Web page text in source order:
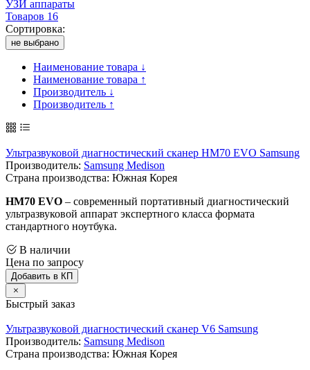
УЗИ аппараты
Товаров 16
Сортировка:
не выбрано
Наименование товара ↓
Наименование товара ↑
Производитель ↓
Производитель ↑
Ультразвуковой диагностический сканер HM70 EVO Samsung
Производитель: Samsung Medison
Страна производства: Южная Корея
HM70 EVO – современный портативный диагностический
ультразвуковой аппарат экспертного класса формата
стандартного ноутбука.
В наличии
Цена по запросу
Добавить в КП
Быстрый заказ
Ультразвуковой диагностический сканер V6 Samsung
Производитель: Samsung Medison
Страна производства: Южная Корея